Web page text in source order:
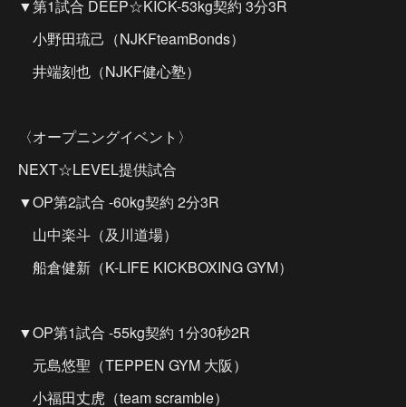
▼第1試合 DEEP☆KICK-53kg契約 3分3R
小野田琉己（NJKFteamBonds）
井端刻也（NJKF健心塾）
〈オープニングイベント〉
NEXT☆LEVEL提供試合
▼OP第2試合 -60kg契約 2分3R
山中楽斗（及川道場）
船倉健新（K-LIFE KICKBOXING GYM）
▼OP第1試合 -55kg契約 1分30秒2R
元島悠聖（TEPPEN GYM 大阪）
小福田丈虎（team scramble）